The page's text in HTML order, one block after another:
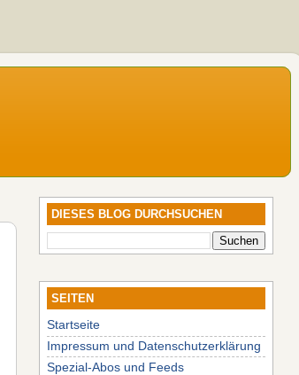
DIESES BLOG DURCHSUCHEN
SEITEN
Startseite
Impressum und Datenschutzerklärung
Spezial-Abos und Feeds